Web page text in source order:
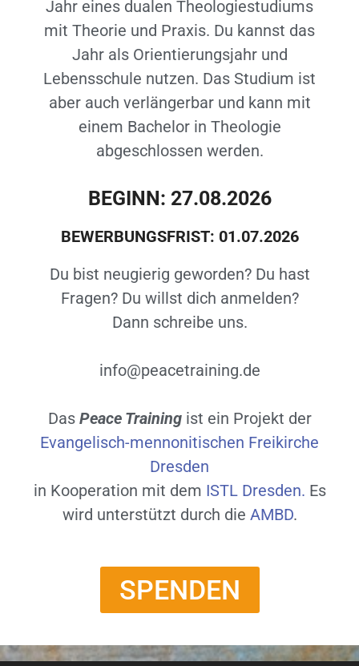
Jahr eines dualen Theologiestudiums
mit Theorie und Praxis. Du kannst das
Jahr als Orientierungsjahr und
Lebensschule nutzen. Das Studium ist
aber auch verlängerbar und kann mit
einem Bachelor in Theologie
abgeschlossen werden.
BEGINN: 27.08.2026
BEWERBUNGSFRIST: 01.07.2026
Du bist neugierig geworden? Du hast
Fragen? Du willst dich anmelden?
Dann schreibe uns.
info@peacetraining.de
Das Peace Trainingist ein Projekt der
Evangelisch-mennonitischen Freikirche
Dresden
in Kooperation mit dem ISTL Dresden. Es
wird unterstützt durch die AMBD.
SPENDEN